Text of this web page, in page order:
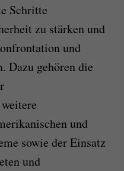
Schritte
zu stärken und
und
Dazu gehören die
und
sowie der Einsatz
und